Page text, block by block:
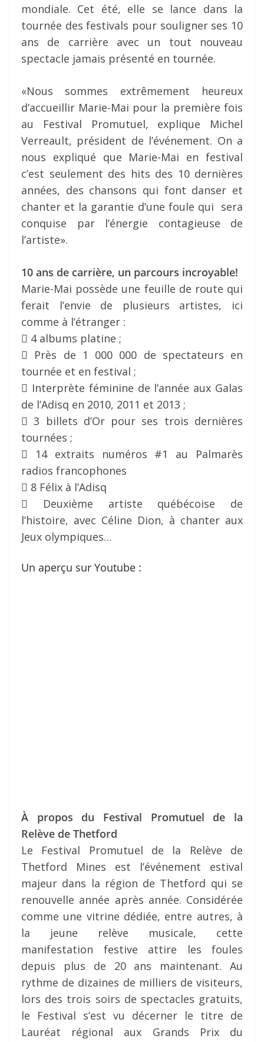
mondiale. Cet été, elle se lance dans la
tournée des festivals pour souligner ses 10
ans de carrière avec un tout nouveau
spectacle jamais présenté en tournée.
«Nous sommes extrêmement heureux
d’accueillir Marie-Mai pour la première fois
au Festival Promutuel, explique Michel
Verreault, président de l’événement. On a
nous expliqué que Marie-Mai en festival
c’est seulement des hits des 10 dernières
années, des chansons qui font danser et
chanter et la garantie d’une foule qui sera
conquise par l’énergie contagieuse de
l’artiste».
10 ans de carrière, un parcours incroyable!
Marie-Mai possède une feuille de route qui
ferait l’envie de plusieurs artistes, ici
comme à l’étranger :
 4 albums platine ;
 Près de 1 000 000 de spectateurs en
tournée et en festival ;
 Interprète féminine de l’année aux Galas
de l’Adisq en 2010, 2011 et 2013 ;
 3 billets d’Or pour ses trois dernières
tournées ;
 14 extraits numéros #1 au Palmarès
radios francophones
 8 Félix à l’Adisq
 Deuxième artiste québécoise de
l’histoire, avec Céline Dion, à chanter aux
Jeux olympiques…
Un aperçu sur Youtube :
À propos du Festival Promutuel de la
Relève de Thetford
Le Festival Promutuel de la Relève de
Thetford Mines est l’événement estival
majeur dans la région de Thetford qui se
renouvelle année après année. Considérée
comme une vitrine dédiée, entre autres, à
la jeune relève musicale, cette
manifestation festive attire les foules
depuis plus de 20 ans maintenant. Au
rythme de dizaines de milliers de visiteurs,
lors des trois soirs de spectacles gratuits,
le Festival s’est vu décerner le titre de
Lauréat régional aux Grands Prix du